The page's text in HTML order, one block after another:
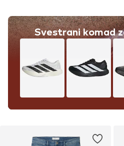
Svestrani komad